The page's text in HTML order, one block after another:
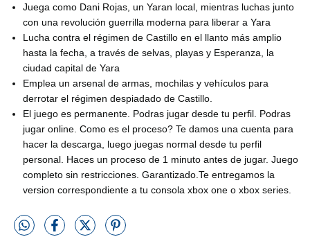
Juega como Dani Rojas, un Yaran local, mientras luchas junto
con una revolución guerrilla moderna para liberar a Yara
Lucha contra el régimen de Castillo en el llanto más amplio
hasta la fecha, a través de selvas, playas y Esperanza, la
ciudad capital de Yara
Emplea un arsenal de armas, mochilas y vehículos para
derrotar el régimen despiadado de Castillo.
El juego es permanente. Podras jugar desde tu perfil. Podras
jugar online. Como es el proceso? Te damos una cuenta para
hacer la descarga, luego juegas normal desde tu perfil
personal. Haces un proceso de 1 minuto antes de jugar. Juego
completo sin restricciones. Garantizado.Te entregamos la
version correspondiente a tu consola xbox one o xbox series.